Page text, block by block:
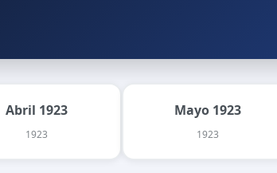
Abril 1923
1923
Mayo 1923
1923